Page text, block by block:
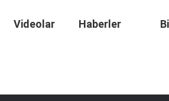
Videolar Haberler